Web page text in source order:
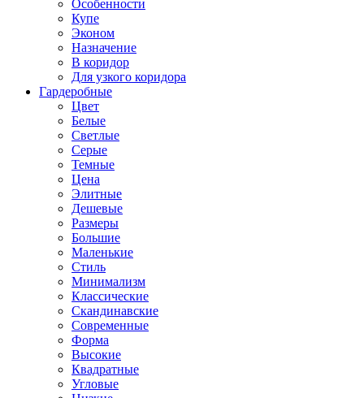
Особенности
Купе
Эконом
Назначение
В коридор
Для узкого коридора
Гардеробные
Цвет
Белые
Светлые
Серые
Темные
Цена
Элитные
Дешевые
Размеры
Большие
Маленькие
Стиль
Минимализм
Классические
Скандинавские
Современные
Форма
Высокие
Квадратные
Угловые